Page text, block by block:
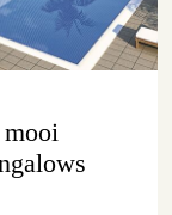
mooi